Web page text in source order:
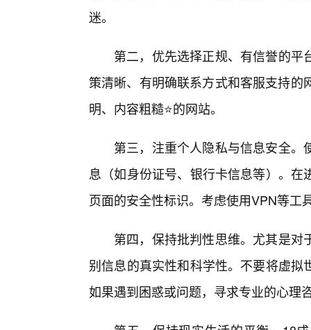
迷。
第二，优先选择正规、有信誉的
策清晰、有明确联系方式和客服支持
明、内容粗糙⭐的网站。
第三，注重个人隐私与信息安全
息（如身份证号、银行卡信息等）。
页面的安全性标识。考虑使用VPN等工
第四，保持批判性思维。尤其是
别信息的真实性和科学性。不要将虚
如果遇到困惑或问题，寻求专业的心理